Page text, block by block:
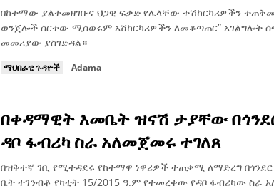
በከተማው ያልተመዘገቡና ህጋዊ ፍቃድ የሌላቸው ተሽከርካሪዎችን
ወንጀሎች ሰርተው ሚሰወሩም አሸከርካሪዎችን ለመቆጣጠር” አገልግሎት
መመሪያው ያስገድዳል።
ማህበራዊ ጉዳዮች Adama
በቀዳማዊት እመቤት ዝናሽ ታያቸው
ዳቦ ፋብሪካ ስራ አለመጀመሩ ተገለጸ
በዝቅተኛ ገቢ የሚተዳደሩ የከተማዋ ነዋሪዎች ተጠቃሚ ለማድረግ
ቤት ተገንብቶ የካቲት 15/2015 ዓ.ም የተመረቀው የዳቦ ፋብሪካው ስራ